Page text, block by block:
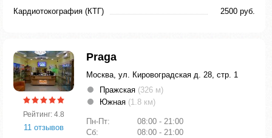
Кардиотокография (КТГ) 2500 руб.
Рейтинг: 4.8
11 отзывов
Praga
Москва, ул. Кировоградская д. 28, стр. 1
Пражская (326 м)
Южная (1.8 км)
Пн-Пт:
08:00 - 21:00
Сб:
08:00 - 21:00